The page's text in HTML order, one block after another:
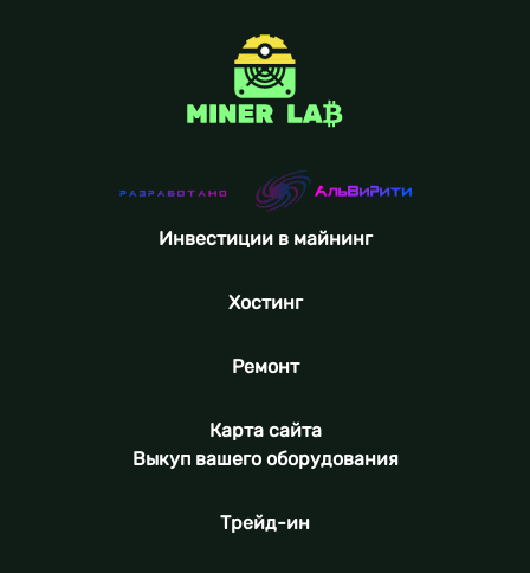
Инвестиции в майнинг
Хостинг
Ремонт
Карта сайта
Выкуп вашего оборудования
Трейд-ин